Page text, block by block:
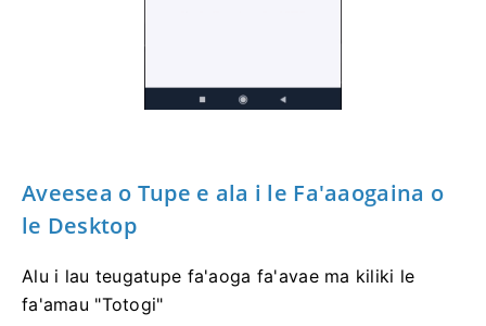
Aveesea o Tupe e ala i le Fa'aaogaina o
le Desktop
Alu i lau teugatupe fa'aoga fa'avae ma kiliki le
fa'amau "Totogi"